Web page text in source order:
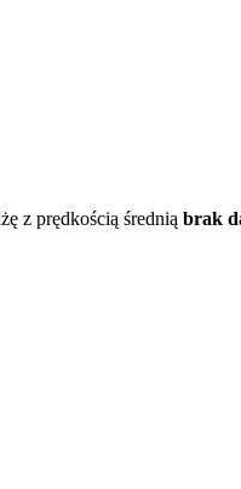
z prędkością średnią brak